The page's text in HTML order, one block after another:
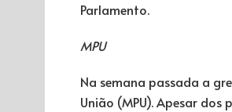
Parlamento.
MPU
Na semana passada a
União (MPU). Apesar dos